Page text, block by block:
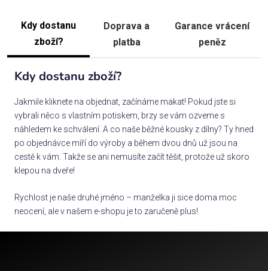
Kdy dostanu
zboží?
Doprava a
platba
Garance vrácení
peněz
Kdy dostanu zboží?
Jakmile kliknete na objednat, začínáme makat! Pokud jste si
vybrali něco s vlastním potiskem, brzy se vám ozveme s
náhledem ke schválení. A co naše běžné kousky z dílny? Ty hned
po objednávce míří do výroby a během dvou dnů už jsou na
cestě k vám. Takže se ani nemusíte začít těšit, protože už skoro
klepou na dveře!
Rychlost je naše druhé jméno – manželka ji sice doma moc
neocení, ale v našem e-shopu je to zaručeně plus!